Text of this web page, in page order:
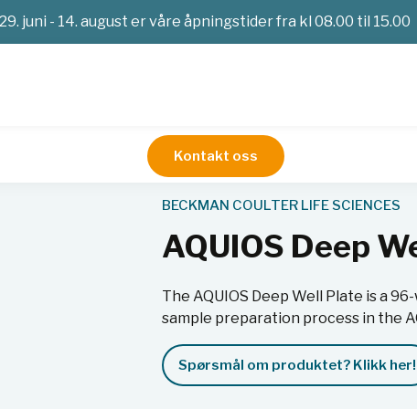
29. juni - 14. august er våre åpningstider fra kl 08.00 til 15.00
Kontakt oss
AQUIOS Deep Wellplates Kit
BECKMAN COULTER LIFE SCIENCES
AQUIOS Deep
The AQUIOS Deep Well Plate is a
sample preparation process in the
Spørsmål om produktet? Klikk her!